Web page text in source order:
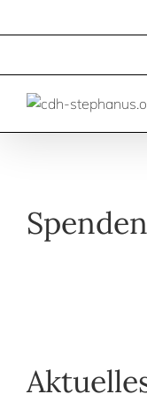
Inhalt